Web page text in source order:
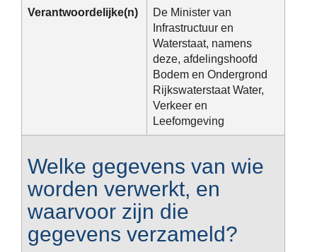
Verantwoordelijke(n)
De Minister van
Infrastructuur en
Waterstaat, namens
deze, afdelingshoofd
Bodem en Ondergrond
Rijkswaterstaat Water,
Verkeer en
Leefomgeving
Welke gegevens van wie
worden verwerkt, en
waarvoor zijn die
gegevens verzameld?